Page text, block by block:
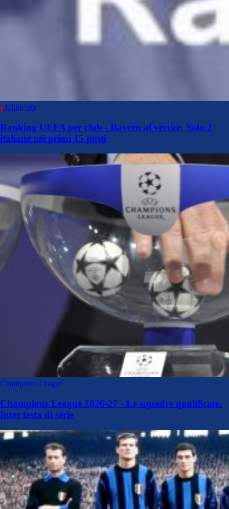
Ultim’ora
Ranking UEFA per club - Bayern al vertice. Solo 2
italiane nei primi 15 posti
Champions League
Champions League 2026-27 - Le squadre qualificate.
Inter testa di serie